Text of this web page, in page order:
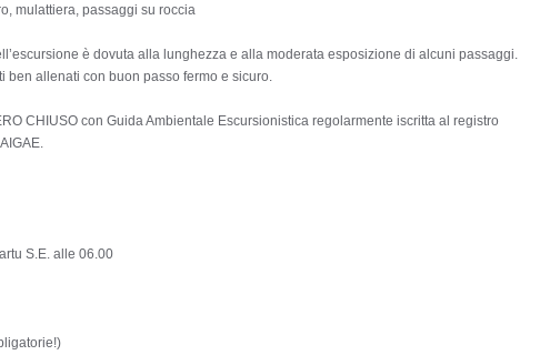
mulattiera, passaggi su roccia
è dovuta alla lunghezza e alla moderata esposizione di alcuni passaggi.
ben allenati con buon passo fermo e sicuro.
CHIUSO con Guida Ambientale Escursionistica regolarmente iscritta al registro
S.E. alle 06.00